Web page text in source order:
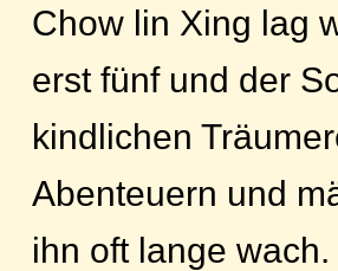
Chow lin Xing lag
erst fünf und der
kindlichen
Abenteuern und
ihn oft lange